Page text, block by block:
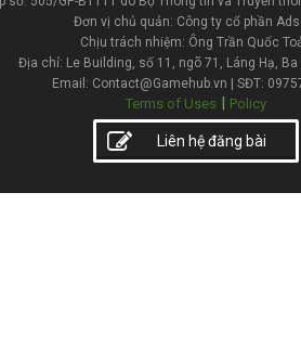
Đơn vị chủ quản: Công ty cổ phần
Chịu trách nhiệm: Ông Trần Quốc
Địa chỉ: Le Building, số 11, ngõ 71, Láng Hạ, Ba
Email: Contact@Gamehub.vn | SĐT:
Terms of Uses | Policy
Liên hệ đăng bài